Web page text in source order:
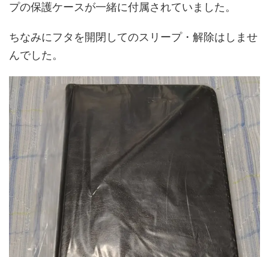
プの保護ケースが一緒に付属されていました。
ちなみにフタを開閉してのスリープ・解除はしませ
んでした。